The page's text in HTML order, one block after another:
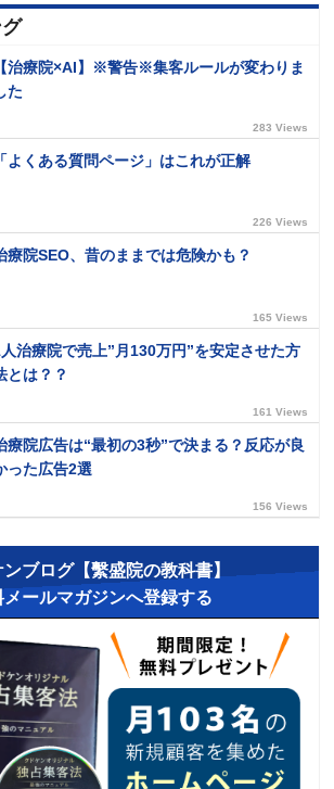
【治療院×AI】※警告※集客ルールが変わりま
た
283 Views
「よくある質問ページ」はこれが正解
226 Views
療院SEO、昔のままでは危険かも？
165 Views
治療院で売上”月130万円”を安定させた方
とは？？
161 Views
療院広告は“最初の3秒”で決まる？反応が良
った広告2選
156 Views
ブログ【繫盛院の教科書】
メールマガジンへ登録する